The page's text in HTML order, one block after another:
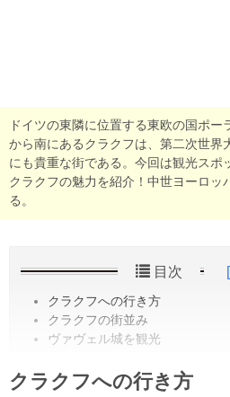
ドイツの東隣に位置する東欧の国ポー
から南にあるクラクフは、第二次世界
にも貴重な街である。今回は観光スポ
クラクフの魅力を紹介！中世ヨーロッ
る。
目次
クラクフへの行き方
クラクフの街並み
ヴァヴェル城を観光
クラクフへの行き方